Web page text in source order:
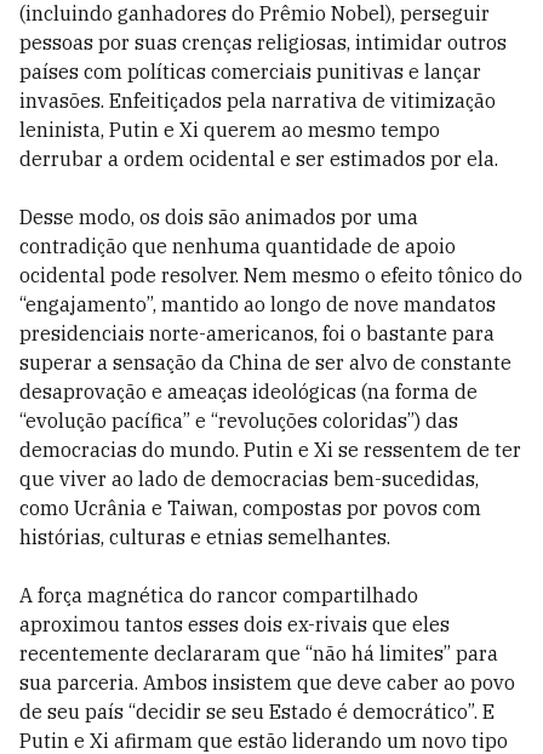
(incluindo ganhadores do Prêmio Nobel), perseguir
pessoas por suas crenças religiosas, intimidar outros
países com políticas comerciais punitivas e lançar
invasões. Enfeitiçados pela narrativa de vitimização
leninista, Putin e Xi querem ao mesmo tempo
derrubar a ordem ocidental e ser estimados por ela.
Desse modo, os dois são animados por uma
contradição que nenhuma quantidade de apoio
ocidental pode resolver. Nem mesmo o efeito tônico do
“engajamento”, mantido ao longo de nove mandatos
presidenciais norte-americanos, foi o bastante para
superar a sensação da China de ser alvo de constante
desaprovação e ameaças ideológicas (na forma de
“evolução pacífica” e “revoluções coloridas”) das
democracias do mundo. Putin e Xi se ressentem de ter
que viver ao lado de democracias bem-sucedidas,
como Ucrânia e Taiwan, compostas por povos com
histórias, culturas e etnias semelhantes.
A força magnética do rancor compartilhado
aproximou tantos esses dois ex-rivais que eles
recentemente declararam que “não há limites” para
sua parceria. Ambos insistem que deve caber ao povo
de seu país “decidir se seu Estado é democrático”. E
Putin e Xi afirmam que estão liderando um novo tipo